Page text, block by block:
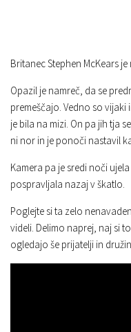
Britanec Stephen McKears je
Opazil je namreč, da se
premeščajo. Vedno so
je bila na mizi. On pa jih tja
ni nor in je ponoči nastavil
Kamera pa je sredi noči
pospravljala nazaj v škatlo.
Poglejte si ta zelo
videli. Delimo naprej, naj si
ogledajo še prijatelji in